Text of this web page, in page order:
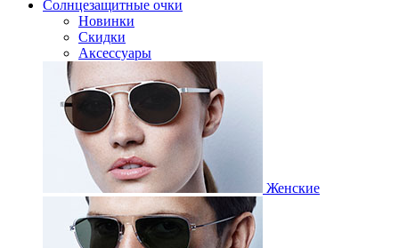
Солнцезащитные очки
Новинки
Скидки
Аксессуары
Женские